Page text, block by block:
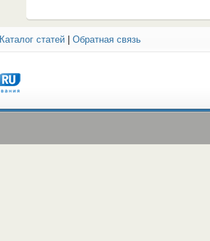
Каталог статей Обратная связь